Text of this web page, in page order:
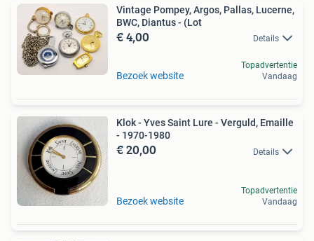
Vintage Pompey, Argos, Pallas, Lucerne,
BWC, Diantus - (Lot
€ 4,00 Details
Bezoek website
Topadvertentie
Vandaag
Klok - Yves Saint Lure - Verguld, Emaille
- 1970-1980
€ 20,00 Details
Bezoek website
Topadvertentie
Vandaag